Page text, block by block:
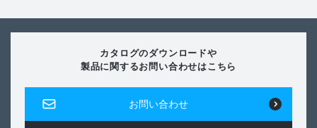
カタログのダウンロードや
製品に関するお問い合わせはこちら
お問い合わせ